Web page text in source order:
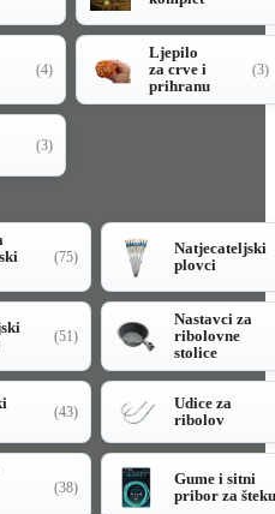
(4)
Ljepilo
za crve i
prihranu
(3)
(3)
(75)
Natjecateljski
plovci
(51)
Nastavci za
ribolovne
stolice
(43)
Udice za
ribolov
(38)
Gume i sitni
pribor za šteku